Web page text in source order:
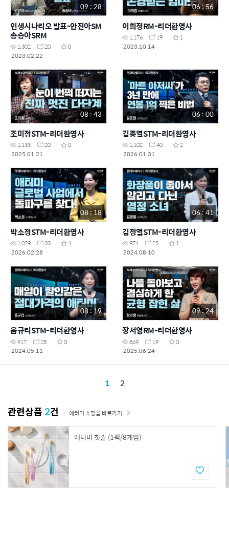
09 : 28
인생시나리오 발표-안진아SM
송승아SRM
1,302 20
0
2023.02.22
06 : 56
이희정RM-리더환영사
1,176 19
1
2023.10.14
08 : 43
조미정STM-리더환영사
1,133 20
0
2025.01.21
06 : 00
김종열STM-리더환영사
1,102 40
2
2026.01.31
08 : 18
박소정STM-리더환영사
1,029 33
4
2026.02.28
06 : 41
김정열STM-리더환영사
974 25
1
2024.08.10
08 : 19
음규리STM-리더환영사
917 28
0
2024.05.11
09 : 24
장서영RM-리더환영사
869 19
0
2025.06.24
1 2
관련상품2건 애터미 쇼핑몰 바로가기
애터미 칫솔 (1팩/8개입)